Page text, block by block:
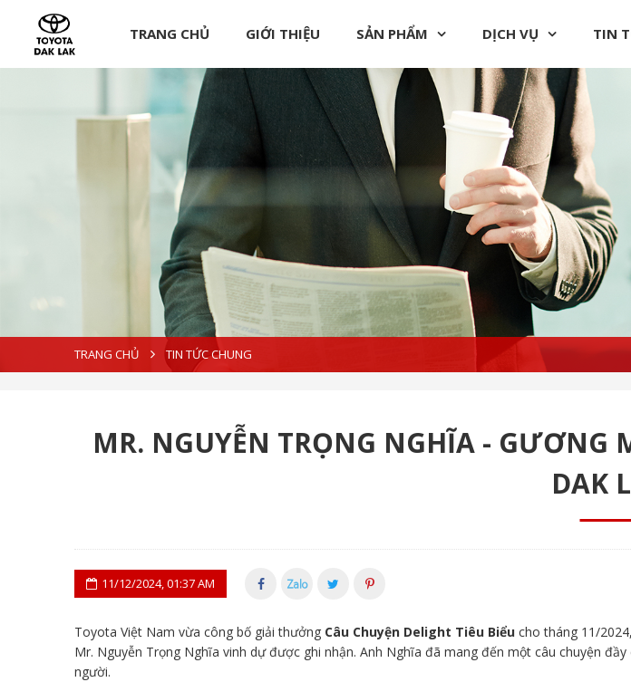
TRANG CHỦ GIỚI THIỆU SẢN PHẨM DỊCH VỤ TIN
TRANG CHỦ TIN TỨC CHUNG
MR. NGUYỄN TRỌNG NGHĨA - GƯƠNG
DAK
11/12/2024, 01:37 AM
Toyota Việt Nam vừa công bố giải thưởng Câu Chuyện Delight Tiêu Biểu cho tháng 11/
Mr. Nguyễn Trọng Nghĩa vinh dự được ghi nhận. Anh Nghĩa đã mang đến một câu chuyện
người.